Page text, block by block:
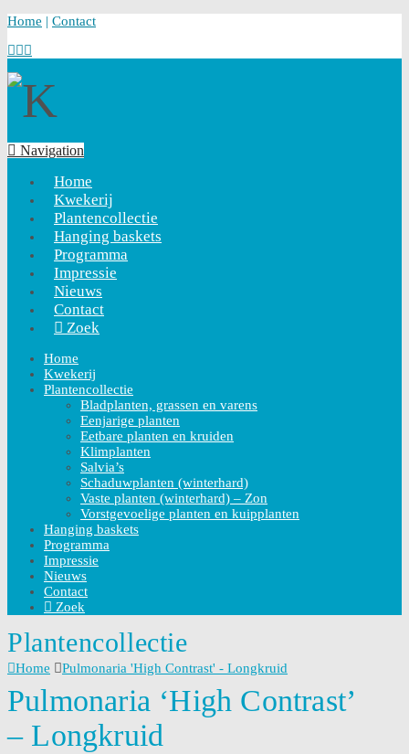
Home | Contact
Navigation
Home
Kwekerij
Plantencollectie
Hanging baskets
Programma
Impressie
Nieuws
Contact
Zoek
Home
Kwekerij
Plantencollectie
Bladplanten, grassen en varens
Eenjarige planten
Eetbare planten en kruiden
Klimplanten
Salvia’s
Schaduwplanten (winterhard)
Vaste planten (winterhard) – Zon
Vorstgevoelige planten en kuipplanten
Hanging baskets
Programma
Impressie
Nieuws
Contact
Zoek
Plantencollectie
Home Pulmonaria 'High Contrast' - Longkruid
Pulmonaria ‘High Contrast’
– Longkruid